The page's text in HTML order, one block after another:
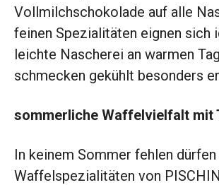
Vollmilchschokolade auf alle
feinen Spezialitäten eignen sich
leichte Nascherei an warmen
schmecken gekühlt besonders
sommerliche Waffelvielfalt mit
In keinem Sommer fehlen dürfen
Waffelspezialitäten von